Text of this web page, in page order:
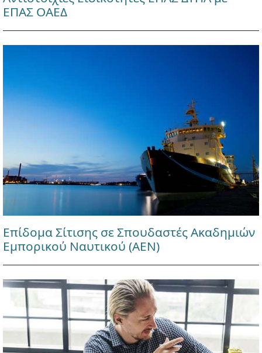
ΕΠΑΣ ΟΑΕΔ
Επίδομα Σίτισης σε Σπουδαστές Ακαδημιών
Εμπορικού Ναυτικού (ΑΕΝ)